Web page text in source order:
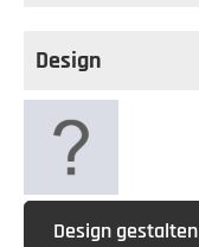
Design
Design gestalten